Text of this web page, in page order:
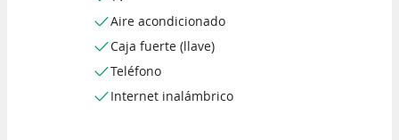
Aire acondicionado
Caja fuerte (llave)
Teléfono
Internet inalámbrico